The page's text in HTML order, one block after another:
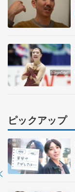
ピックアップ